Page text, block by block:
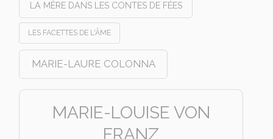
LA MÈRE DANS LES CONTES DE FÉES
LES FACETTES DE L'ÂME
MARIE-LAURE COLONNA
MARIE-LOUISE VON
FRANZ